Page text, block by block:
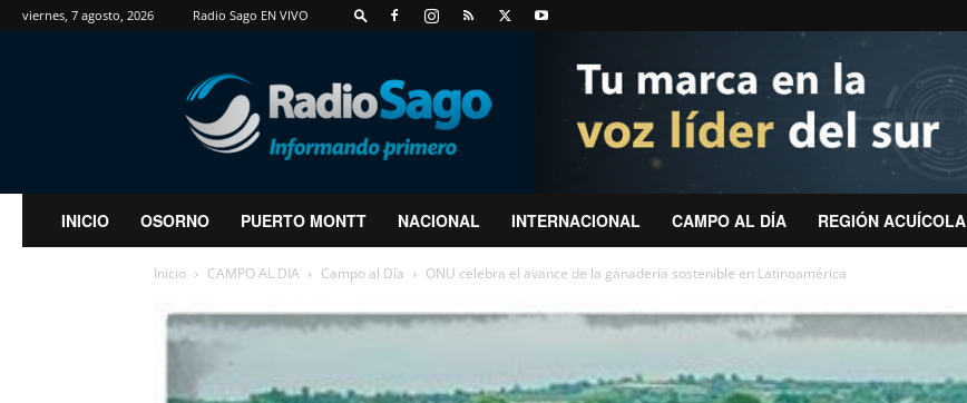
viernes, 7 agosto, 2026 Radio Sago EN VIVO
RadioSago
INICIO OSORNO PUERTO MONTT NACIONAL INTERNACIONAL CAMPO AL DÍA REGIÓN ACUÍCOLA
Inicio CAMPO AL DIA Campo al Día ONU celebra el avance de la ganadería sostenible en Latinoamérica